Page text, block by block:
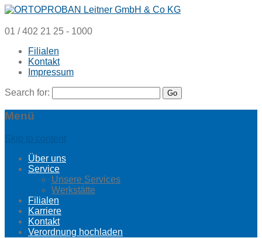
01 / 402 21 25 - 1000
Filialen
Kontakt
Impressum
Search for:
Menü
Skip to content
Über uns
Service
Unsere Services
Werkstätte
Filialen
Karriere
Kontakt
Verordnung hochladen